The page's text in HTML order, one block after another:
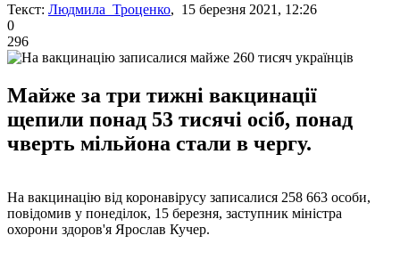
Текст: Людмила Троценко, 15 березня 2021, 12:26
0
296
Майже за три тижні вакцинації
щепили понад 53 тисячі осіб, понад
чверть мільйона стали в чергу.
На вакцинацію від коронавірусу записалися 258 663 особи,
повідомив у понеділок, 15 березня, заступник міністра
охорони здоров'я Ярослав Кучер.